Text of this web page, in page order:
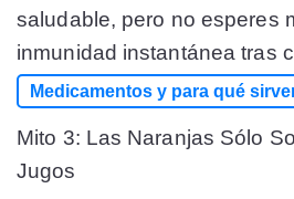
saludable, pero no esperes
inmunidad instantánea tras
Medicamentos y para qué
Mito 3: Las Naranjas Sólo
Jugos